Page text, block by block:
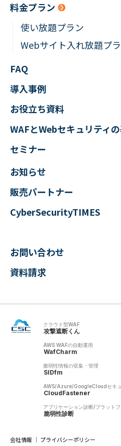
料金プラン
使い放題プラン
Webサイト入れ放題プ
FAQ
導入事例
お役立ち資料
WAFとWebセキュリティの
セミナー
お知らせ
販売パートナー
CyberSecurityTIMES
お問い合わせ
資料請求
クラウド型WAF
攻撃遮断くん
AWS WAFの自動運用
WafCharm
脆弱性情報の収集・管理
SIDfm
AWS/Azure/GoogleCloudセキュ
CloudFastener
アプリケーション診断/プラット
脆弱性診断
会社情報 プライバシーポリシー